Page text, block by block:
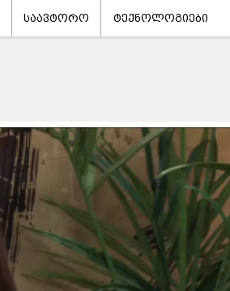
საავტორო ტექნოლოგიები